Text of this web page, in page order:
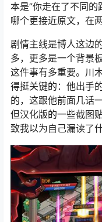
本是”你走在了不同
哪个更接近原文，在
剧情主线是博人这边
多，更多是一个背景
这件事有多重要。川
得挺关键的：他出手
的，这跟他前面几话
但汉化版的一些截图
致我以为自己漏读了